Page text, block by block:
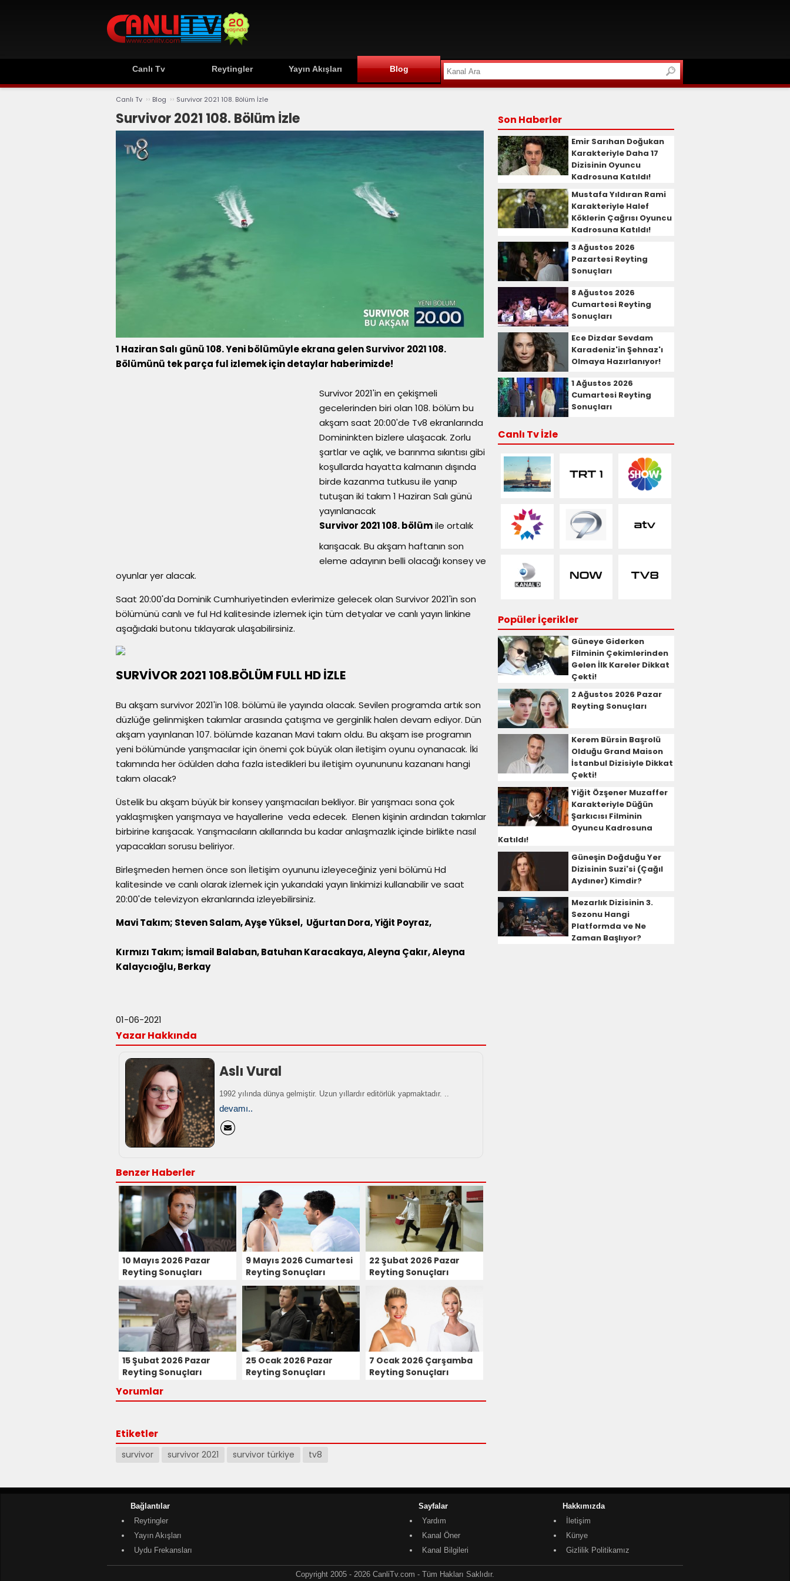
Canlı Tv Reytingler Yayın Akışları Blog
Canlı Tv ›› Blog ›› Survivor 2021 108. Bölüm İzle
Survivor 2021 108. Bölüm İzle
1 Haziran Salı günü 108. Yeni bölümüyle ekrana gelen Survivor 2021 108.
Bölümünü tek parça ful izlemek için detaylar haberimizde!
Survivor 2021'in en çekişmeli
gecelerinden biri olan 108. bölüm bu
akşam saat 20:00'de Tv8 ekranlarında
Domininkten bizlere ulaşacak. Zorlu
şartlar ve açlık, ve barınma sıkıntısı gibi
koşullarda hayatta kalmanın dışında
birde kazanma tutkusu ile yanıp
tutuşan iki takım 1 Haziran Salı günü
yayınlanacak
Survivor 2021 108. bölümile ortalık
karışacak. Bu akşam haftanın son
eleme adayının belli olacağı konsey ve
oyunlar yer alacak.
Saat 20:00'da Dominik Cumhuriyetinden evlerimize gelecek olan Survivor 2021'in son
bölümünü canlı ve ful Hd kalitesinde izlemek için tüm detyalar ve canlı yayın linkine
aşağıdaki butonu tıklayarak ulaşabilirsiniz.
SURVİVOR 2021 108.BÖLÜM FULL HD İZLE
Bu akşam survivor 2021'in 108. bölümü ile yayında olacak. Sevilen programda artık son
düzlüğe gelinmişken takımlar arasında çatışma ve gerginlik halen devam ediyor. Dün
akşam yayınlanan 107. bölümde kazanan Mavi takım oldu. Bu akşam ise programın
yeni bölümünde yarışmacılar için önemi çok büyük olan iletişim oyunu oynanacak. İki
takımında her ödülden daha fazla istedikleri bu iletişim oyunununu kazananı hangi
takım olacak?
Üstelik bu akşam büyük bir konsey yarışmacıları bekliyor. Bir yarışmacı sona çok
yaklaşmışken yarışmaya ve hayallerine veda edecek. Elenen kişinin ardından takımlar
birbirine karışacak. Yarışmacıların akıllarında bu kadar anlaşmazlık içinde birlikte nasıl
yapacakları sorusu beliriyor.
Birleşmeden hemen önce son İletişim oyununu izleyeceğiniz yeni bölümü Hd
kalitesinde ve canlı olarak izlemek için yukarıdaki yayın linkimizi kullanabilir ve saat
20:00'de televizyon ekranlarında izleyebilirsiniz.
Mavi Takım; Steven Salam, Ayşe Yüksel, Uğurtan Dora, Yiğit Poyraz,
Kırmızı Takım; İsmail Balaban, Batuhan Karacakaya, Aleyna Çakır, Aleyna
Kalaycıoğlu, Berkay
01-06-2021
Yazar Hakkında
Aslı Vural
1992 yılında dünya gelmiştir. Uzun yıllardır editörlük yapmaktadır. ..
devamı..
Benzer Haberler
10 Mayıs 2026 Pazar
Reyting Sonuçları
9 Mayıs 2026 Cumartesi
Reyting Sonuçları
22 Şubat 2026 Pazar
Reyting Sonuçları
15 Şubat 2026 Pazar
Reyting Sonuçları
25 Ocak 2026 Pazar
Reyting Sonuçları
7 Ocak 2026 Çarşamba
Reyting Sonuçları
Yorumlar
Etiketler
survivor survivor 2021 survivor türkiye tv8
Son Haberler
Emir Sarıhan Doğukan
Karakteriyle Daha 17
Dizisinin Oyuncu
Kadrosuna Katıldı!
Mustafa Yıldıran Rami
Karakteriyle Halef
Köklerin Çağrısı Oyuncu
Kadrosuna Katıldı!
3 Ağustos 2026
Pazartesi Reyting
Sonuçları
8 Ağustos 2026
Cumartesi Reyting
Sonuçları
Ece Dizdar Sevdam
Karadeniz'in Şehnaz'ı
Olmaya Hazırlanıyor!
1 Ağustos 2026
Cumartesi Reyting
Sonuçları
Canlı Tv İzle
Popüler İçerikler
Güneye Giderken
Filminin Çekimlerinden
Gelen İlk Kareler Dikkat
Çekti!
2 Ağustos 2026 Pazar
Reyting Sonuçları
Kerem Bürsin Başrolü
Olduğu Grand Maison
İstanbul Dizisiyle Dikkat
Çekti!
Yiğit Özşener Muzaffer
Karakteriyle Düğün
Şarkıcısı Filminin
Oyuncu Kadrosuna
Katıldı!
Güneşin Doğduğu Yer
Dizisinin Suzi'si (Çağıl
Aydıner) Kimdir?
Mezarlık Dizisinin 3.
Sezonu Hangi
Platformda ve Ne
Zaman Başlıyor?
Bağlantılar
Reytingler
Yayın Akışları
Uydu Frekansları
Sayfalar
Yardım
Kanal Öner
Kanal Bilgileri
Hakkımızda
İletişim
Künye
Gizlilik Politikamız
Copyright 2005 - 2026 CanliTv.com - Tüm Hakları Saklıdır.